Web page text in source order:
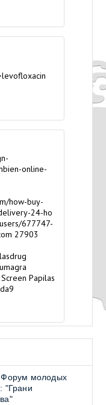
online-
how-buy-
24-ho
677747-
27903
Papilas
Форум молодых
"Грани